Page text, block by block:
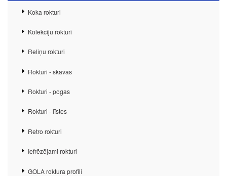
Koka rokturi
Kolekciju rokturi
Reliņu rokturi
Rokturi - skavas
Rokturi - pogas
Rokturi - līstes
Retro rokturi
Iefrēzējami rokturi
GOLA roktura profili